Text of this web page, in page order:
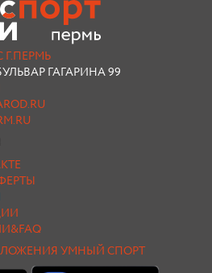
ГАГАРИНА 99
УМНЫЙ СПОРТ